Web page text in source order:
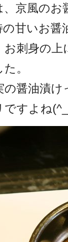
京風のお
の甘いお醤
お刺身の
。
の醤油漬
ですよね